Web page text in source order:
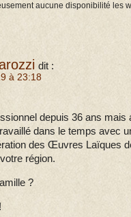
aucune disponibilité les
dit :
à 23:18
depuis 36 ans
dans le temps avec
des Œuvres Laïques
région.
?